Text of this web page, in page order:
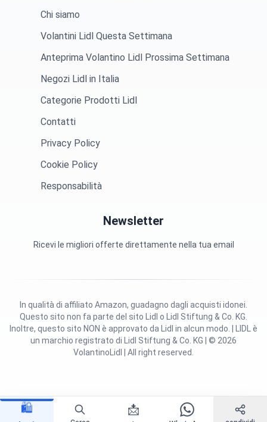
🛍️ 📩
Chi siamo
Volantini Lidl Questa Settimana
Anteprima Volantino Lidl Prossima Settimana
Negozi Lidl in Italia
Categorie Prodotti Lidl
Contatti
Privacy Policy
Cookie Policy
Responsabilità
Newsletter
Ricevi le migliori offerte direttamente nella tua email
Questo sito non fa parte del sito Lidl o Lidl Stiftung & Co. KG.
Inoltre, questo sito NON è approvato da Lidl in alcun modo. | LIDL è
un marchio registrato di Lidl Stiftung & Co. KG | © 2026
VolantinoLidl | All right reserved.
In qualità di affiliato Amazon, guadagno dagli acquisti idonei.